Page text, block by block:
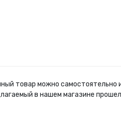
товар можно самостоятельно
в нашем магазине